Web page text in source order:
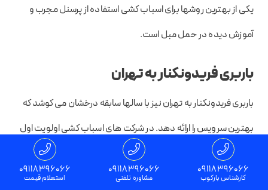
یکی از بهترین روشها برای اسباب کشی استفاده از پرسنل مجرب و
آموزش دیده در حمل مبل است.
باربری فریدونکنار به تهران
باربری فریدونکنار به تهران نیز با سالها سابقه درخشان می کوشد که
بهترین سرویس را ارائه دهد. در شرکت های اسباب کشی اولویت اول
ارائه خدمات مناسب و جلب رضایت مشتری می باشد. چشم پاکی و
تخصص پرسنل یکی از فاکتورهای مهم موسسه های باربری و حمل
09118396066
کارشناس بارکوب
09118396066
مشاوره تلفنی
09118396066
استعلام قیمت